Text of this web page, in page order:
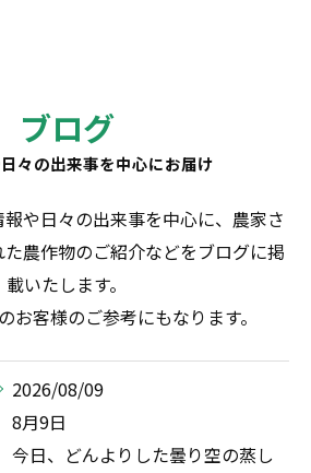
々の出来事を中心にお届け
ブログ
や日々の出来事を中心に、農家さ
農作物のご紹介などをブログに掲
載いたします。
お客様のご参考にもなります。
2026/08/09
8月9日
今日、どんよりした曇り空の蒸し
問い合わせはこちら